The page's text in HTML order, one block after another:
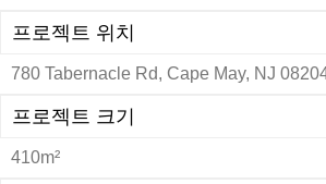
프로젝트 위치
780 Tabernacle Rd, Cape May, NJ
프로젝트 크기
410m²